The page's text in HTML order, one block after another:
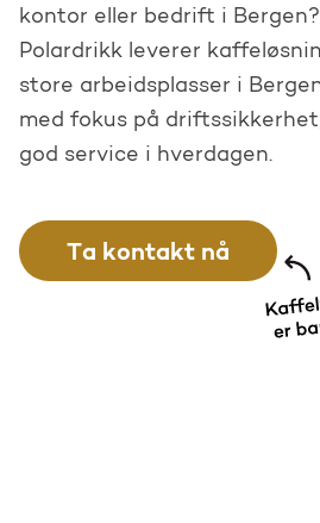
kontor eller bedrift i Bergen?
Polardrikk leverer
store arbeidsplasser i
med fokus på
god service i hverdagen.
Ta kontakt nå